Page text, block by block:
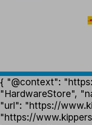
{ "@context":
"HardwareStore",
"url": "https://
"https://